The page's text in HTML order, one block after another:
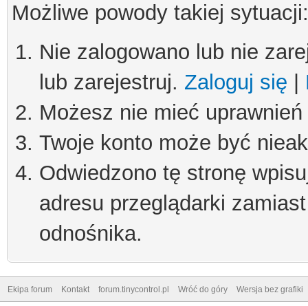
Możliwe powody takiej sytuacji:
Nie zalogowano lub nie
lub zarejestruj. Zaloguj się
Możesz nie mieć
Twoje konto może być
Odwiedzono tę stronę
adresu przeglądarki
odnośnika.
Ekipa forum Kontakt forum.tinycontrol.pl Wróć do góry Wersja bez grafiki